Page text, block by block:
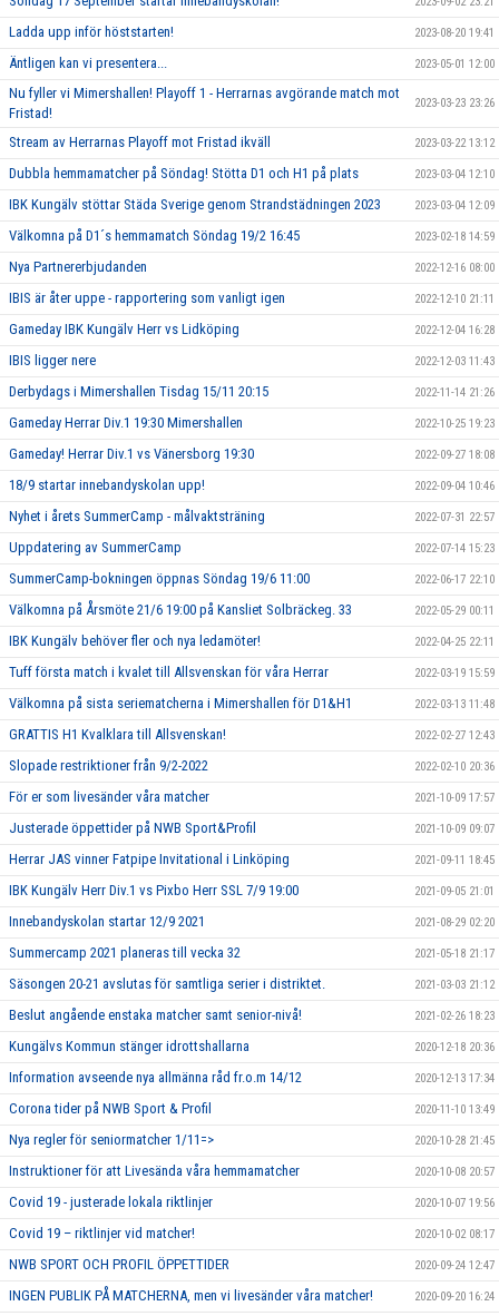
Ladda upp inför höststarten! 2023-08-20 19:41
Äntligen kan vi presentera... 2023-05-01 12:00
Nu fyller vi Mimershallen! Playoff 1 - Herrarnas avgörande match mot
Fristad!
2023-03-23 23:26
Stream av Herrarnas Playoff mot Fristad ikväll 2023-03-22 13:12
Dubbla hemmamatcher på Söndag! Stötta D1 och H1 på plats 2023-03-04 12:10
IBK Kungälv stöttar Städa Sverige genom Strandstädningen 2023 2023-03-04 12:09
Välkomna på D1´s hemmamatch Söndag 19/2 16:45 2023-02-18 14:59
Nya Partnererbjudanden 2022-12-16 08:00
IBIS är åter uppe - rapportering som vanligt igen 2022-12-10 21:11
Gameday IBK Kungälv Herr vs Lidköping 2022-12-04 16:28
IBIS ligger nere 2022-12-03 11:43
Derbydags i Mimershallen Tisdag 15/11 20:15 2022-11-14 21:26
Gameday Herrar Div.1 19:30 Mimershallen 2022-10-25 19:23
Gameday! Herrar Div.1 vs Vänersborg 19:30 2022-09-27 18:08
18/9 startar innebandyskolan upp! 2022-09-04 10:46
Nyhet i årets SummerCamp - målvaktsträning 2022-07-31 22:57
Uppdatering av SummerCamp 2022-07-14 15:23
SummerCamp-bokningen öppnas Söndag 19/6 11:00 2022-06-17 22:10
Välkomna på Årsmöte 21/6 19:00 på Kansliet Solbräckeg. 33 2022-05-29 00:11
IBK Kungälv behöver fler och nya ledamöter! 2022-04-25 22:11
Tuff första match i kvalet till Allsvenskan för våra Herrar 2022-03-19 15:59
Välkomna på sista seriematcherna i Mimershallen för D1&H1 2022-03-13 11:48
GRATTIS H1 Kvalklara till Allsvenskan! 2022-02-27 12:43
Slopade restriktioner från 9/2-2022 2022-02-10 20:36
För er som livesänder våra matcher 2021-10-09 17:57
Justerade öppettider på NWB Sport&Profil 2021-10-09 09:07
Herrar JAS vinner Fatpipe Invitational i Linköping 2021-09-11 18:45
IBK Kungälv Herr Div.1 vs Pixbo Herr SSL 7/9 19:00 2021-09-05 21:01
Innebandyskolan startar 12/9 2021 2021-08-29 02:20
Summercamp 2021 planeras till vecka 32 2021-05-18 21:17
Säsongen 20-21 avslutas för samtliga serier i distriktet. 2021-03-03 21:12
Beslut angående enstaka matcher samt senior-nivå! 2021-02-26 18:23
Kungälvs Kommun stänger idrottshallarna 2020-12-18 20:36
Information avseende nya allmänna råd fr.o.m 14/12 2020-12-13 17:34
Corona tider på NWB Sport & Profil 2020-11-10 13:49
Nya regler för seniormatcher 1/11=> 2020-10-28 21:45
Instruktioner för att Livesända våra hemmamatcher 2020-10-08 20:57
Covid 19 - justerade lokala riktlinjer 2020-10-07 19:56
Covid 19 – riktlinjer vid matcher! 2020-10-02 08:17
NWB SPORT OCH PROFIL ÖPPETTIDER 2020-09-24 12:47
INGEN PUBLIK PÅ MATCHERNA, men vi livesänder våra matcher! 2020-09-20 16:24